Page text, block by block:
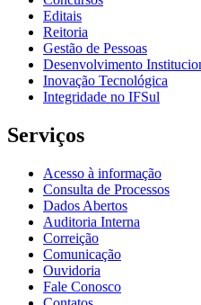
Editais
Reitoria
Gestão de Pessoas
Desenvolvimento
Inovação Tecnológica
Integridade no IFSul
Serviços
Acesso à informação
Consulta de Processos
Dados Abertos
Auditoria Interna
Correição
Comunicação
Ouvidoria
Fale Conosco